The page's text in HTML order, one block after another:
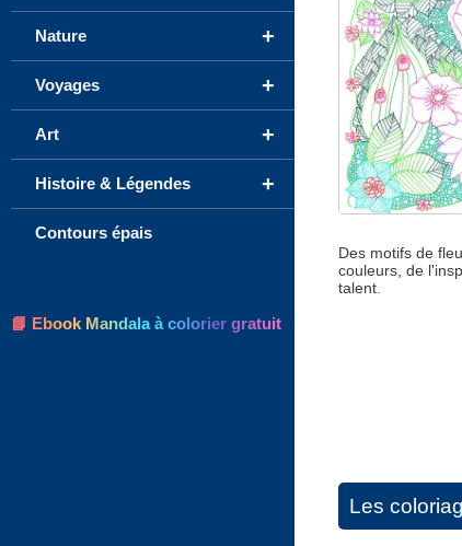
Des motifs de
couleurs, de
talent.
Les
+
Nature
+
Voyages
+
Art
+
Histoire & Légendes
Contours épais
📘 Ebook Mandala à colorier gratuit